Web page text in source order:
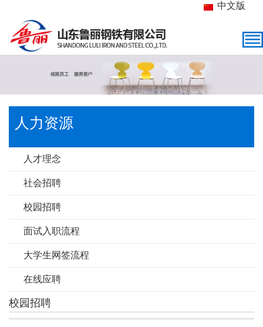
中文版
人力资源
人才理念
社会招聘
校园招聘
面试入职流程
大学生网签流程
在线应聘
校园招聘